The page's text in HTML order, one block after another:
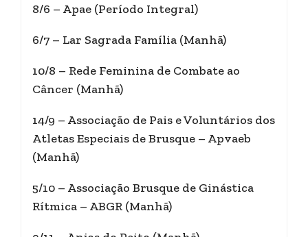
8/6 – Apae (Período Integral)
6/7 – Lar Sagrada Família (Manhã)
10/8 – Rede Feminina de Combate ao
Câncer (Manhã)
14/9 – Associação de Pais e Voluntários dos
Atletas Especiais de Brusque – Apvaeb
(Manhã)
5/10 – Associação Brusque de Ginástica
Rítmica – ABGR (Manhã)